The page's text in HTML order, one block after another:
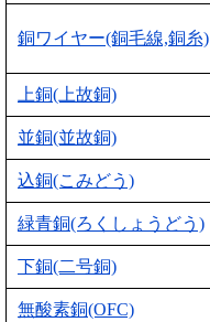
銅ワイヤー(銅毛線,銅糸)
上銅(上故銅)
並銅(並故銅)
込銅(こみどう)
緑青銅(ろくしょうどう)
下銅(二号銅)
無酸素銅(OFC)